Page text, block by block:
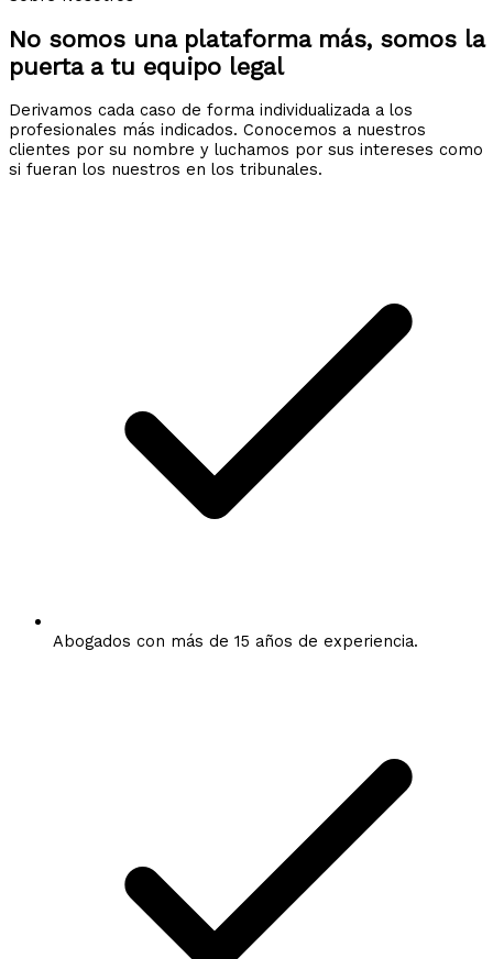
No somos una plataforma más, somos la
puerta a tu equipo legal
Derivamos cada caso de forma individualizada a los
profesionales más indicados. Conocemos a nuestros
clientes por su nombre y luchamos por sus intereses como
si fueran los nuestros en los tribunales.
Abogados con más de 15 años de experiencia.